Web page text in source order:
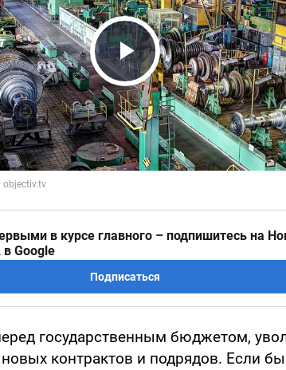
Play Video
в курсе главного – подпишитесь на
в Google
Подписаться
государственным бюджетом,
контрактов и подрядов. Если бы